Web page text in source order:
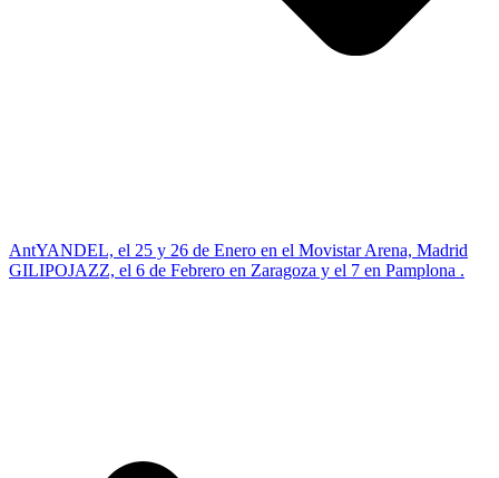
AntYANDEL, el 25 y 26 de Enero en el Movistar Arena, Madrid
GILIPOJAZZ, el 6 de Febrero en Zaragoza y el 7 en Pamplona .